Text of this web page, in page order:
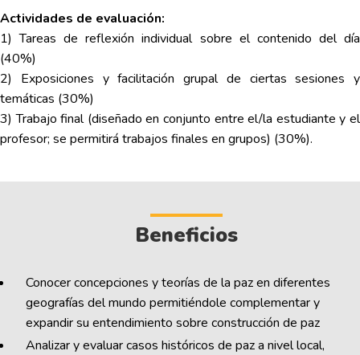
Actividades de evaluación:
1) Tareas de reflexión individual sobre el contenido del día
(40%)
2) Exposiciones y facilitación grupal de ciertas sesiones y
temáticas (30%)
3) Trabajo final (diseñado en conjunto entre el/la estudiante y el
profesor; se permitirá trabajos finales en grupos) (30%).
Beneficios
Conocer concepciones y teorías de la paz en diferentes
geografías del mundo permitiéndole complementar y
expandir su entendimiento sobre construcción de paz
Analizar y evaluar casos históricos de paz a nivel local,